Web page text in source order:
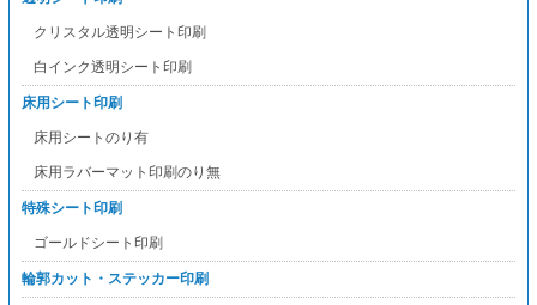
クリスタル透明シート印刷
白インク透明シート印刷
床用シート印刷
床用シートのり有
床用ラバーマット印刷のり無
特殊シート印刷
ゴールドシート印刷
輪郭カット・ステッカー印刷